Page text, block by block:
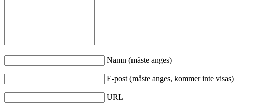
Namn (måste anges)
E-post (måste anges, kommer inte visas)
URL